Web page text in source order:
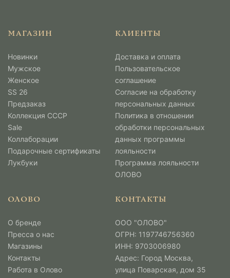
МАГАЗИН
Новинки
Мужcкое
Женское
SS 26
Предзаказ
Коллекция СССР
Sale
Коллаборации
Подарочные сертификаты
Лукбуки
КЛИЕНТЫ
Доставка и оплата
Пользовательское
соглашение
Согласие на обработку
персональных данных
Политика в отношении
обработки персональных
данных программы
лояльности
Программа лояльности
ОЛОВО
ОЛОВО
О бренде
Пресса о нас
Магазины
Контакты
Работа в Олово
КОНТАКТЫ
ООО "ОЛОВО"
ОГРН: 1197746756360
ИНН: 9703006980
Адрес: Город Москва,
улица Поварская, дом 35